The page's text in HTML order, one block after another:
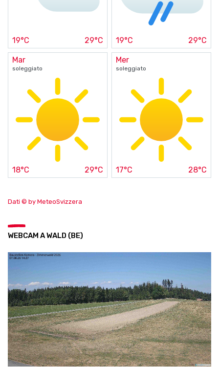
19°C 29°C 19°C 29°C
Mar
soleggiato
18°C 29°C
Mer
soleggiato
17°C 28°C
Dati © by MeteoSvizzera
WEBCAM A WALD (BE)